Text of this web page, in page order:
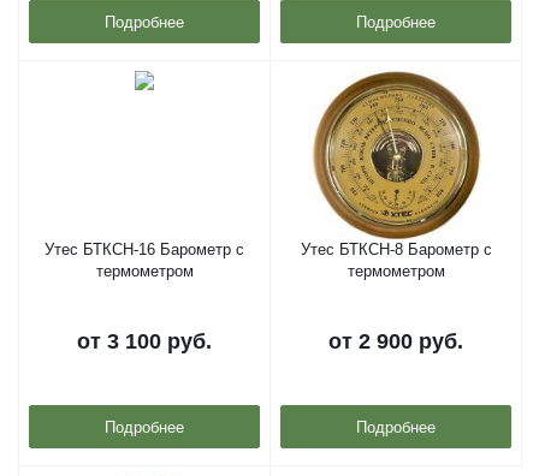
Подробнее Подробнее
Утес БТКСН-16 Барометр с
термометром
от 3 100 руб.
Подробнее
Утес БТКСН-8 Барометр с
термометром
от 2 900 руб.
Подробнее